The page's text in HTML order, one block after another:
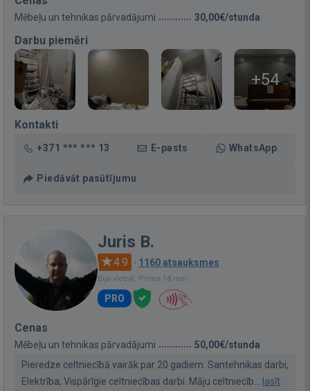
Mēbeļu un tehnikas pārvadājumi 30,00€/stunda
Darbu piemēri
+54
Kontakti
+371 *** *** 13 E-pasts WhatsApp
Piedāvāt pasūtījumu
Juris B.
4.9 · 1160 atsauksmes
Bija vietnē: Pirms 18 min.
PRO
Cenas
Mēbeļu un tehnikas pārvadājumi
50,00€/stunda
Pieredze celtniecībā vairāk par 20 gadiem. Santehnikas darbi,
Elektrība, Vispārīgie celtniecības darbi. Māju celtniecīb... lasīt